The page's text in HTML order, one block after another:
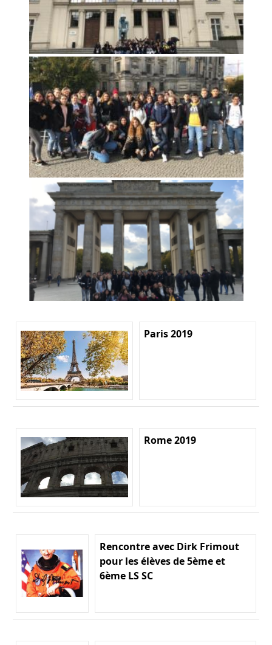
Paris 2019
Rome 2019
Rencontre avec Dirk Frimout
pour les élèves de 5ème et
6ème LS SC